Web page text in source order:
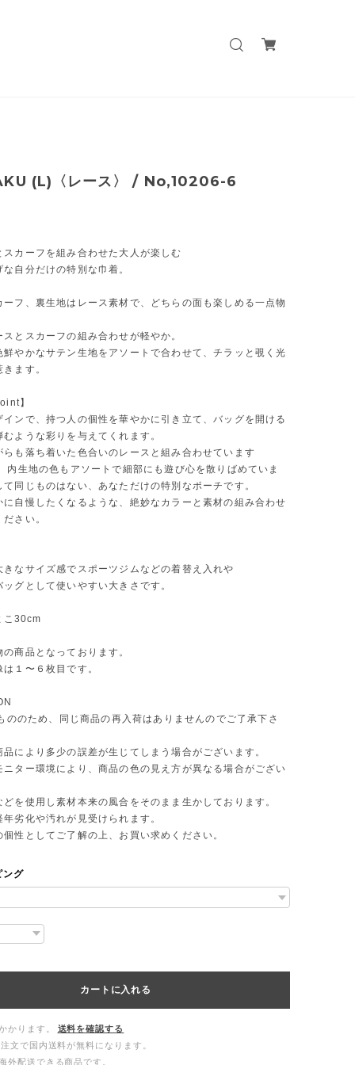
(L)〈レース〉 / No,10206-6
スカーフを組み合わせた大人が楽しむ
自分だけの特別な巾着。
ーフ、裏生地はレース素材で、どちらの面も楽しめる一点物
とスカーフの組み合わせが軽やか。
鮮やかなサテン生地をアソートで合わせて、チラッと覗く光
ます。
】
インで、持つ人の個性を華やかに引き立て、バッグを開ける
ような彩りを与えてくれます。
らも落ち着いた色合いのレースと組み合わせています
内生地の色もアソートで細部にも遊び心を散りばめていま
て同じものはない、あなただけの特別なポーチです。
に自慢したくなるような、絶妙なカラーと素材の組み合わせ
さい。
きなサイズ感でスポーツジムなどの着替え入れや
グとして使いやすい大きさです。
こ30cm
商品となっております。
１〜６枚目です。
ののため、同じ商品の再入荷はありませんのでご了承下さ
品により多少の誤差が生じてしまう場合がございます。
ニター環境により、商品の色の見え方が異なる場合がござい
どを使用し素材本来の風合をそのまま生かしております。
劣化や汚れが見受けられます。
性としてご了解の上、お買い求めください。
ング
カートに入れる
かります。
送料を確認する
文で国内送料が無料になります。
外配送できる商品です。